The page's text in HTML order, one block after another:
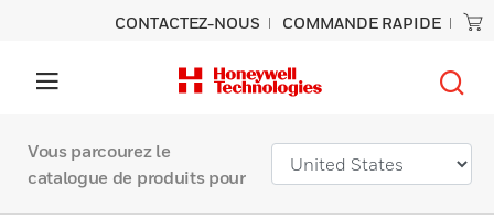
CONTACTEZ-NOUS COMMANDE RAPIDE
Vous parcourez le
catalogue de produits pour